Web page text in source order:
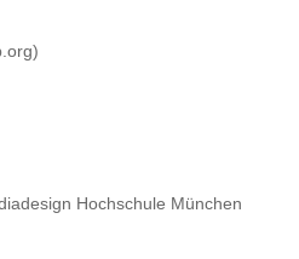
Hochschule München